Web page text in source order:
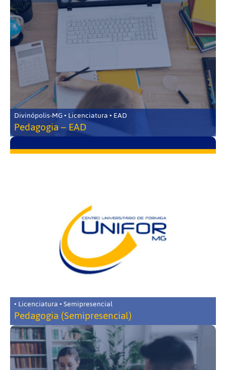
Divinópolis-MG • Licenciatura • EAD
Pedagogia – EAD
• Licenciatura • Semipresencial
Pedagogia (Semipresencial)